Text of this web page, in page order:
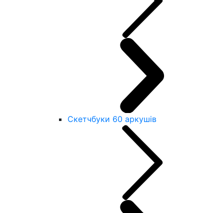
Скетчбуки 60 аркушів